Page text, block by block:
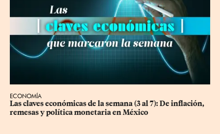
ECONOMÍA
Las claves económicas de la semana (3 al 7): De inflación,
remesas y política monetaria en México